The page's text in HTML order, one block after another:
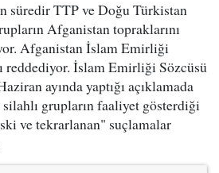
süredir TTP ve Doğu Türkistan
Afganistan topraklarını
Afganistan İslam Emirliği
reddediyor. İslam Emirliği Sözcüsü
ayında yaptığı açıklamada
grupların faaliyet gösterdiği
ve tekrarlanan" suçlamalar